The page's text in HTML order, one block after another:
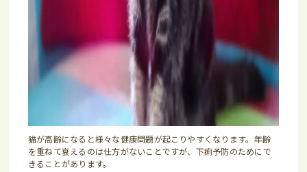
猫が高齢になると様々な健康問題が起こりやすくなります。年齢
を重ねて衰えるのは仕方がないことですが、下痢予防のためにで
きることがあります。